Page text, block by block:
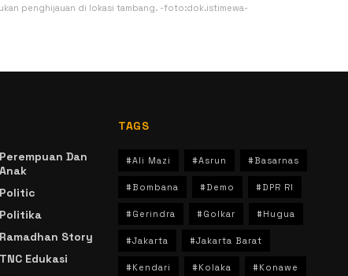
penghijauan di lokasi tambang. -foto:dok.istimewa-
Perempuan Dan
Anak
Politic
Politika
Ramadhan Story
TNC Edukasi
TAGS
#Ali Mazi #Asrun #Basarnas
#Bombana #Demo #DPR RI
#Gerindra #Golkar #Hugua
#Jakarta #Jakarta Barat
#Kendari #Kolaka #Konawe